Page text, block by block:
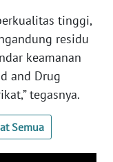
tinggi,
residu
keamanan
and Drug
tegasnya.
Semua